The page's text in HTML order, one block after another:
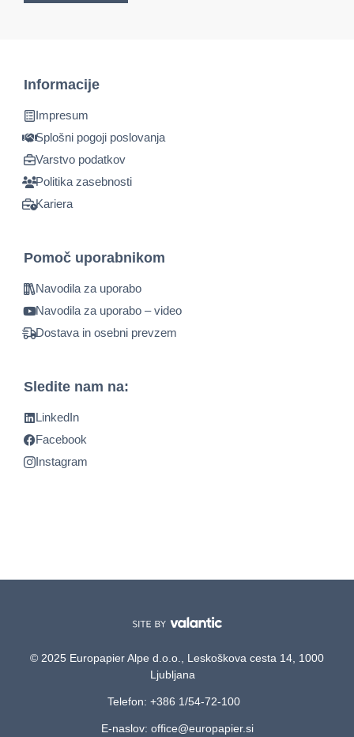
Informacije
Impresum
Splošni pogoji poslovanja
Varstvo podatkov
Politika zasebnosti
Kariera
Pomoč uporabnikom
Navodila za uporabo
Navodila za uporabo – video
Dostava in osebni prevzem
Sledite nam na:
LinkedIn
Facebook
Instagram
© 2025 Europapier Alpe d.o.o., Leskoškova cesta 14, 1000
Ljubljana
Telefon: +386 1/54-72-100
E-naslov: office@europapier.si